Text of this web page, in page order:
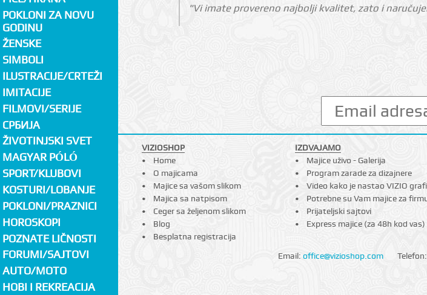
POKLONI ZA NOVU
GODINU
ŽENSKE
SIMBOLI
ILUSTRACIJE/CRTEŽI
IMITACIJE
FILMOVI/SERIJE
СРБИЈА
ŽIVOTINJSKI SVET
MAGYAR PÓLÓ
SPORT/KLUBOVI
KOSTURI/LOBANJE
POKLONI/PRAZNICI
HOROSKOPI
POZNATE LIČNOSTI
FORUMI/SAJTOVI
AUTO/MOTO
HOBI I REKREACIJA
"Vi imate provereno najbolji kvalitet, zato i
VIZIOSHOP
Home
O majicama
Majice sa vašom slikom
Majica sa natpisom
Ceger sa željenom slikom
Blog
Besplatna registracija
IZDVAJAMO
Majice uživo - Galerija
Program zarade za dizajnere
Video kako je nastao VIZIO
Potrebne su Vam majice za
Prijateljski sajtovi
Express majice (za 48h kod vas)
Email: office@vizioshop.com Telefon: